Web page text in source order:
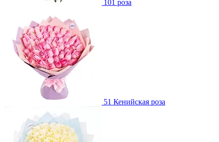
101 роза
51 Кенийская роза